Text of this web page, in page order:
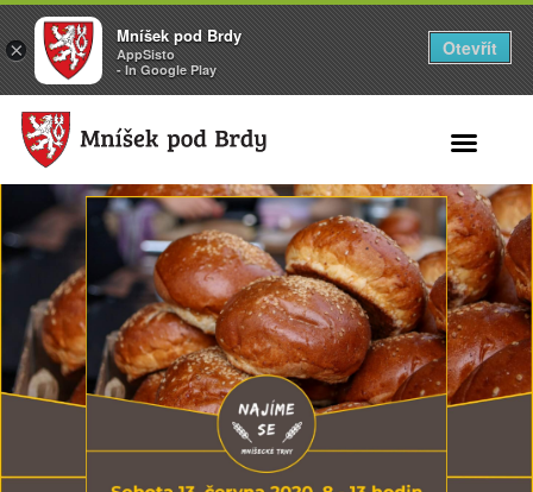
×
Mníšek pod Brdy
AppSisto
- In Google Play
Otevřít